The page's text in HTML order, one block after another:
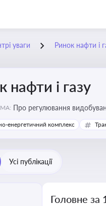
уваги Ринок нафти і
нафти і газу
Про регулювання
безпеки, інвестицій у
енергетичний комплекс
Усі публікації
Головне за